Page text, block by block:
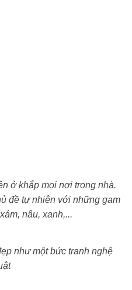
ở khắp mọi nơi trong nhà.
đề tự nhiên với những gam
nâu, xanh,...
như một bức tranh nghệ